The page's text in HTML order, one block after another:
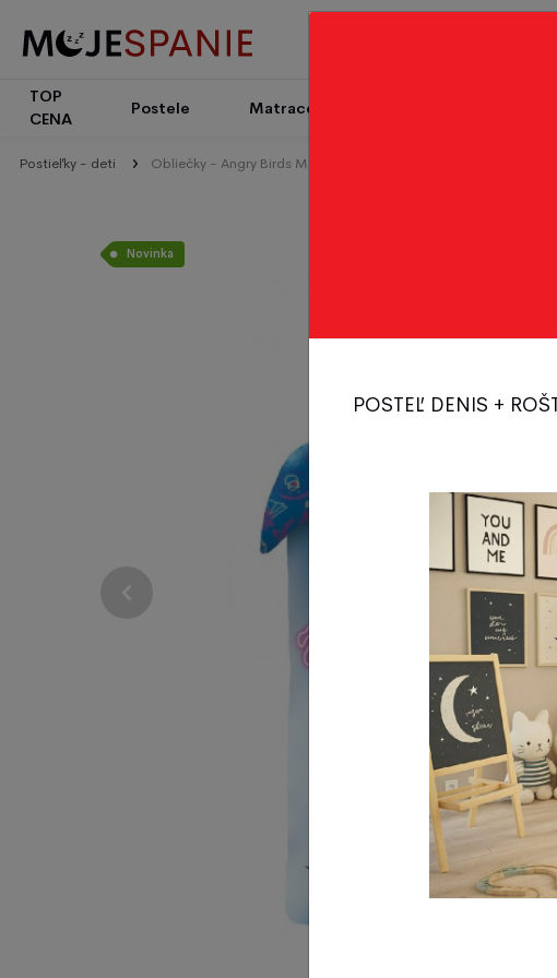
TOP
CENA
Postele Matrace
Postieľky - deti Obliečky - Angry Birds Movie 2 140/200 + 70/90 cm
Novinka
POSTEĽ DENIS +